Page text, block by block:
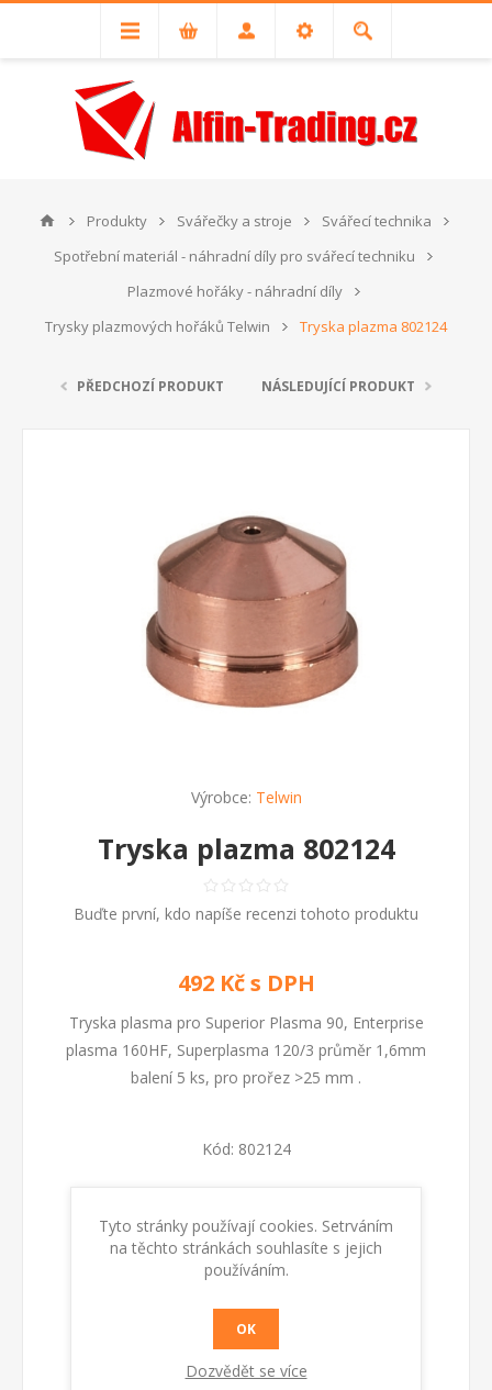
Produkty Svářečky a stroje
Svářecí technika
Spotřební materiál - náhradní díly pro svářecí techniku
Plazmové hořáky - náhradní díly
Trysky plazmových hořáků Telwin
Tryska plazma 802124
PŘEDCHOZÍ PRODUKT NÁSLEDUJÍCÍ PRODUKT
Výrobce: Telwin
Tryska plazma 802124
Buďte první, kdo napíše recenzi tohoto produktu
492 Kč s DPH
Tryska plasma pro Superior Plasma 90, Enterprise
plasma 160HF, Superplasma 120/3 průměr 1,6mm
balení 5 ks, pro prořez >25 mm .
Kód: 802124
KOUPIT
Tyto stránky používají cookies. Setrváním
na těchto stránkách souhlasíte s jejich
používáním.
OK
Dozvědět se více